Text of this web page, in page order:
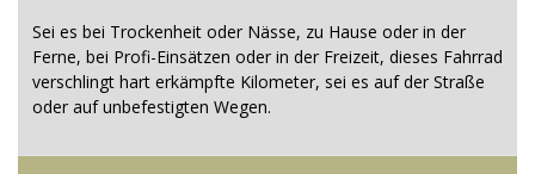
Sei es bei Trockenheit oder Nässe, zu Hause oder in der
Ferne, bei Profi-Einsätzen oder in der Freizeit, dieses Fahrrad
verschlingt hart erkämpfte Kilometer, sei es auf der Straße
oder auf unbefestigten Wegen.